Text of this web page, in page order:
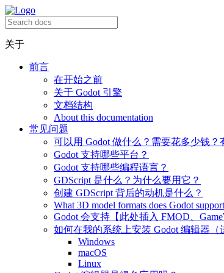
关于
前言
在开始之前
关于 Godot 引擎
文档结构
About this documentation
常见问题
可以用 Godot 做什么？需要花多少钱？
Godot 支持哪些平台？
Godot 支持哪些编程语言？
GDScript 是什么？为什么要用它？
创建 GDScript 背后的动机是什么？
What 3D model formats does Godot
Godot 会支持【此处插入 FMOD、
如何在我的系统上安装 Godot 编辑器（
Windows
macOS
Linux